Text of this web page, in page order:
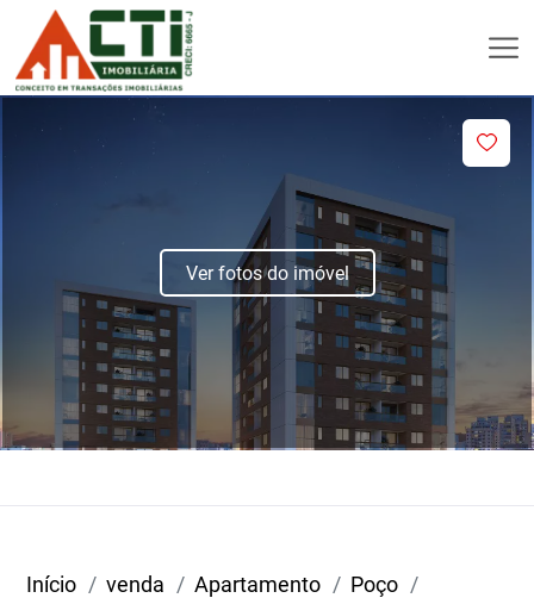
Ver fotos do imóvel
Início venda Apartamento
Poço